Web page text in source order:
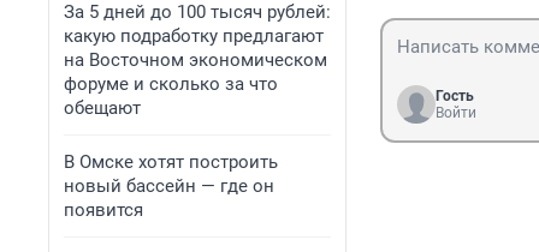
За 5 дней до 100 тысяч рублей:
какую подработку предлагают
на Восточном экономическом
форуме и сколько за что
обещают
В Омске хотят построить
новый бассейн — где он
появится
Гость
Войти